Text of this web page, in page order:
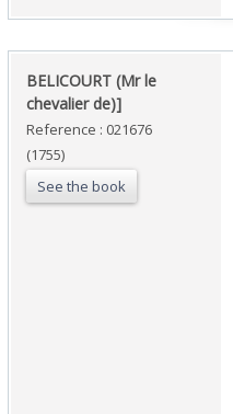
‎BELICOURT (Mr le
chevalier de)]‎
Reference : 021676
(1755)
See the book